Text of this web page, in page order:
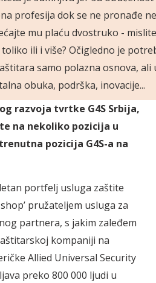
profesija dok se ne pronađe
mu plaću dvostruko -
ili i više? Očigledno je
samo polazna osnova,
obuka, podrška, inovacije...
razvoja tvrtke G4S Srbija,
na nekoliko pozicija u
pozicija G4S-a na
portfelj usluga zaštite
pružateljem usluga za
partnera, s jakim zaleđem
kompaniji na
Allied Universal Security
preko 800 000 ljudi u